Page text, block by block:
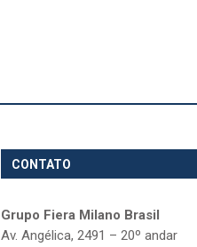
CONTATO
Grupo Fiera Milano Brasil
Av. Angélica, 2491 – 20º andar